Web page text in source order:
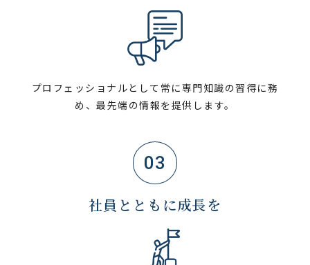
プロフェッショナルとして常に専門知識の習得に務
め、最先端の情報を提供します。
03
社員とともに成長を